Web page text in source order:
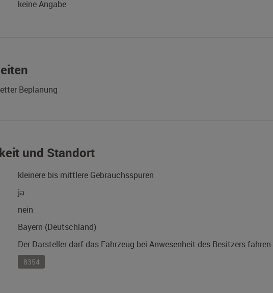
keine Angabe
Beplanung
und Standort
kleinere bis mittlere Gebrauchsspuren
ja
nein
Bayern (Deutschland)
Der Darsteller darf das Fahrzeug bei Anwesenheit des Besitzers fahren.
8354